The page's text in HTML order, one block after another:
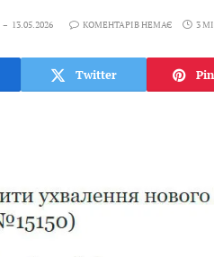
13.05.2026 КОМЕНТАРІВ НЕМАЄ 3
Twitter